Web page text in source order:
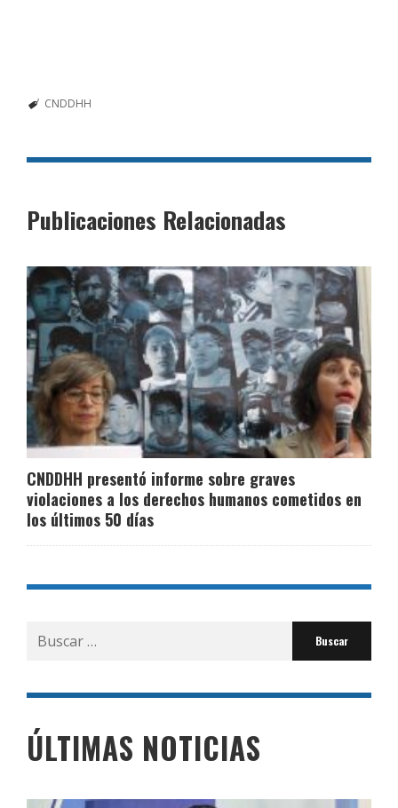
CNDDHH
Publicaciones Relacionadas
CNDDHH presentó informe sobre graves
violaciones a los derechos humanos cometidos en
los últimos 50 días
Buscar
por:
ÚLTIMAS NOTICIAS